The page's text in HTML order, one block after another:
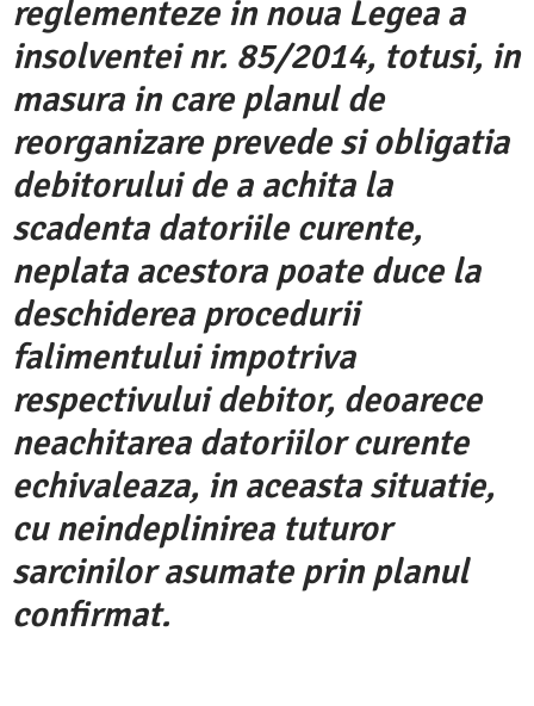
reglementeze in noua Legea a
insolventei nr. 85/2014, totusi, in
masura in care planul de
reorganizare prevede si obligatia
debitorului de a achita la
scadenta datoriile curente,
neplata acestora poate duce la
deschiderea procedurii
falimentului impotriva
respectivului debitor, deoarece
neachitarea datoriilor curente
echivaleaza, in aceasta situatie,
cu neindeplinirea tuturor
sarcinilor asumate prin planul
confirmat.